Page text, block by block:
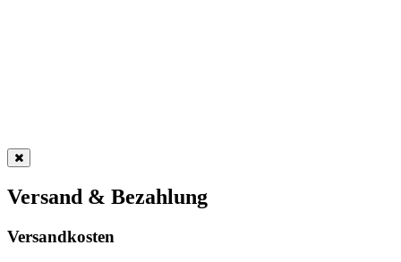
Versand & Bezahlung
Versandkosten